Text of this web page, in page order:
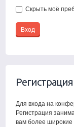
Скрыть моё
Регистрация
Для входа на
Регистрация
вам более